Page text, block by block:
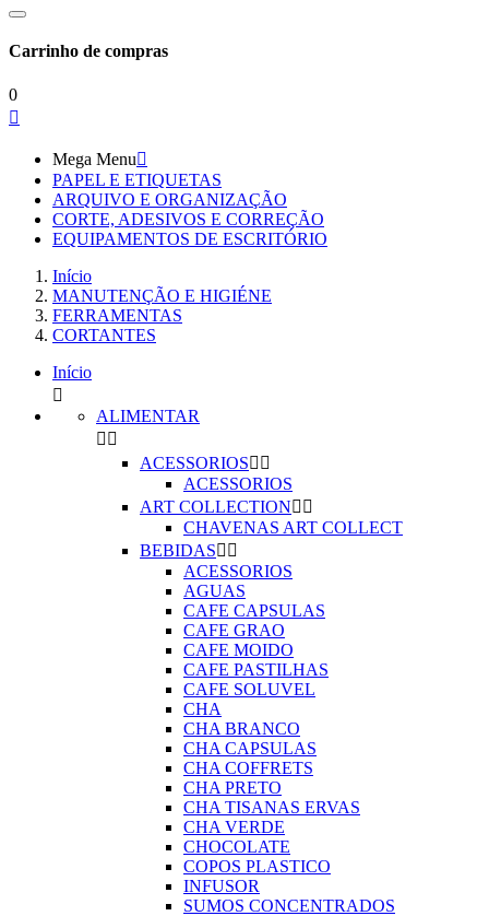
Carrinho de compras
0

Mega Menu
PAPEL E ETIQUETAS
ARQUIVO E ORGANIZAÇÃO
CORTE, ADESIVOS E CORREÇÃO
EQUIPAMENTOS DE ESCRITÓRIO
Início
MANUTENÇÃO E HIGIÉNE
FERRAMENTAS
CORTANTES
Início

ALIMENTAR
 
ACESSORIOS 
ACESSORIOS
ART COLLECTION 
CHAVENAS ART COLLECT
BEBIDAS 
ACESSORIOS
AGUAS
CAFE CAPSULAS
CAFE GRAO
CAFE MOIDO
CAFE PASTILHAS
CAFE SOLUVEL
CHA
CHA BRANCO
CHA CAPSULAS
CHA COFFRETS
CHA PRETO
CHA TISANAS ERVAS
CHA VERDE
CHOCOLATE
COPOS PLASTICO
INFUSOR
SUMOS CONCENTRADOS